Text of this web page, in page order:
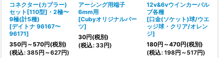
コネクター(カプラー)
セット[110型]・2極〜
9極(計5種)
[デイトナ 96167〜
96171]
350円 ～570円(税別)
(税込: 385円 ～627円)
アーシング用端子
6mm用
[Cubyオリジナルパー
ツ]
30円(税別)
(税込: 33円)
12v&6vウインカーバル
ブ各種
[口金(ソケット)球/ウエ
ッジ球・クリア/オレン
ジ]
180円 ～470円(税別)
(税込: 198円 ～517円)